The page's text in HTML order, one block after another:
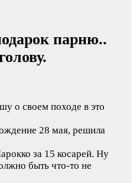
парню..
о своем походе в это
28 мая, решила
за 15 косарей. Ну
быть что-то не